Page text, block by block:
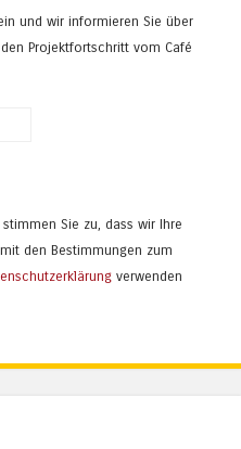
und wir informieren Sie über
Projektfortschritt vom Café
Sie zu, dass wir Ihre
den Bestimmungen zum
verwenden